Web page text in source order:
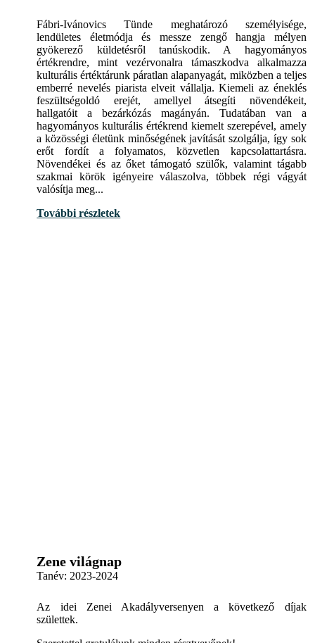
Fábri-Ivánovics Tünde meghatározó személyisége,
lendületes életmódja és messze zengő hangja mélyen
gyökerező küldetésről tanúskodik. A hagyományos
értékrendre, mint vezérvonalra támaszkodva alkalmazza
kulturális értéktárunk páratlan alapanyagát, miközben a teljes
emberré nevelés piarista elveit vállalja. Kiemeli az éneklés
feszültségoldó erejét, amellyel átsegíti növendékeit,
hallgatóit a bezárkózás magányán. Tudatában van a
hagyományos kulturális értékrend kiemelt szerepével, amely
a közösségi életünk minőségének javítását szolgálja, így sok
erőt fordít a folyamatos, közvetlen kapcsolattartásra.
Növendékei és az őket támogató szülők, valamint tágabb
szakmai körök igényeire válaszolva, többek régi vágyát
valósítja meg...
További részletek
Zene világnap
Tanév: 2023-2024
Az idei Zenei Akadályversenyen a következő díjak
születtek.